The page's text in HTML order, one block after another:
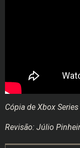
Cópia de Xbox
Revisão: Júlio